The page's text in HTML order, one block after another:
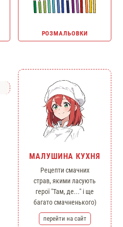
РОЗМАЛЬОВКИ
МАЛУШИНА КУХНЯ
Рецепти смачних
страв, якими ласують
герої "Там, де..." і ще
багато смачненького)
перейти на сайт